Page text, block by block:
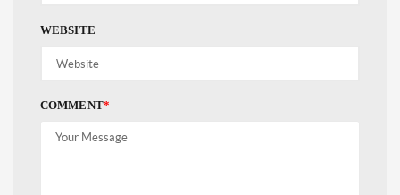
WEBSITE
COMMENT*